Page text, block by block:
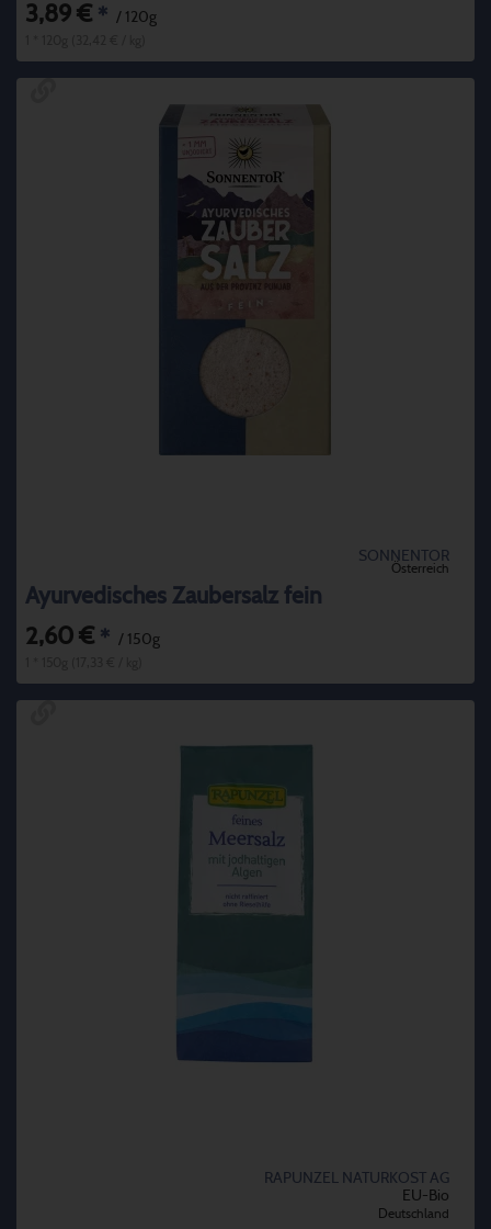
3,89 € * / 120g
SONNENTOR
Österreich
Ayurvedisches Zaubersalz fein
2,60 € * / 150g
RAPUNZEL NATURKOST AG
EU-Bio
Deutschland